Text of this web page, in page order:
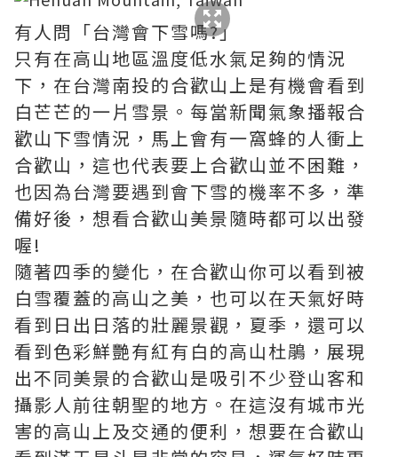
有人問「台灣會下雪嗎?」
只有在高山地區溫度低水氣足夠的情況
下，在台灣南投的合歡山上是有機會看到
白芒芒的一片雪景。每當新聞氣象播報合
歡山下雪情況，馬上會有一窩蜂的人衝上
合歡山，這也代表要上合歡山並不困難，
也因為台灣要遇到會下雪的機率不多，準
備好後，想看合歡山美景隨時都可以出發
喔!
隨著四季的變化，在合歡山你可以看到被
白雪覆蓋的高山之美，也可以在天氣好時
看到日出日落的壯麗景觀，夏季，還可以
看到色彩鮮艷有紅有白的高山杜鵑，展現
出不同美景的合歡山是吸引不少登山客和
攝影人前往朝聖的地方。在這沒有城市光
害的高山上及交通的便利，想要在合歡山